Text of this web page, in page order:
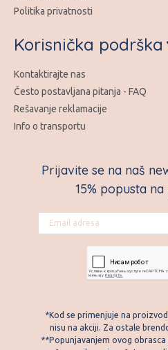
Prijavite se na naš
15% popusta
*Kod se primenjuje na
nisu na akciji. Za ostale
**Popunjavanjem ovog
Politika privatnosti
Korisnička podrška
Kontaktirajte nas
Često postavljana pitanja - FAQ
Rešavanje reklamacije
Info o transportu